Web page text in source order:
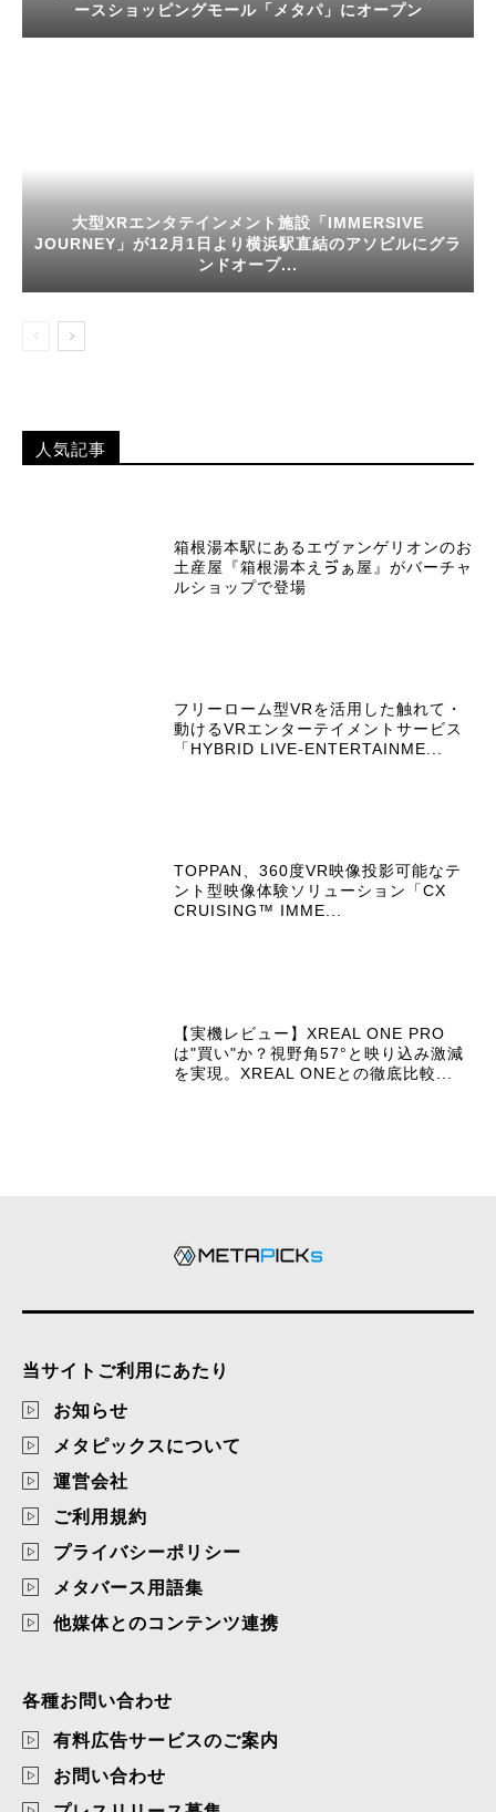
ースショッピングモール「メタパ」にオープン
大型XRエンタテインメント施設「IMMERSIVE
JOURNEY」が12月1日より横浜駅直結のアソビルにグラ
ンドオープ...
人気記事
箱根湯本駅にあるエヴァンゲリオンのお
土産屋『箱根湯本えゔぁ屋』がバーチャ
ルショップで登場
フリーローム型VRを活用した触れて・
動けるVRエンターテイメントサービス
「HYBRID LIVE-ENTERTAINME...
TOPPAN、360度VR映像投影可能なテ
ント型映像体験ソリューション「CX
CRUISING™ IMME...
【実機レビュー】XREAL ONE PRO
は"買い"か？視野角57°と映り込み激減
を実現。XREAL ONEとの徹底比較...
当サイトご利用にあたり
お知らせ
メタピックスについて
運営会社
ご利用規約
プライバシーポリシー
メタバース用語集
他媒体とのコンテンツ連携
各種お問い合わせ
有料広告サービスのご案内
お問い合わせ